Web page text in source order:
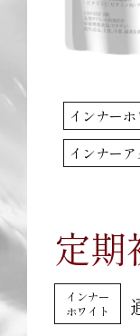
定期
インナー
ホワイト
インナーホ
インナー